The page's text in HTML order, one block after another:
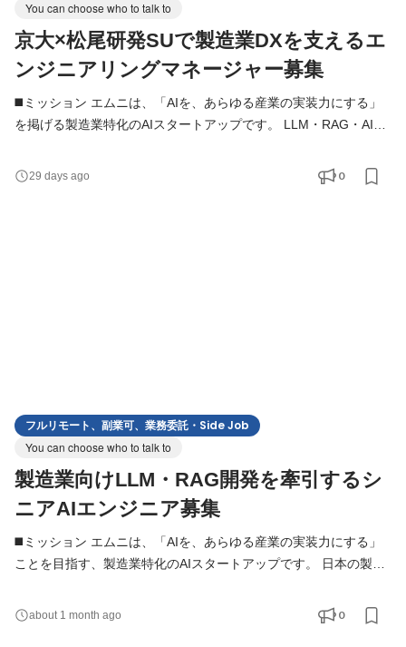
You can choose who to talk to
京大×松尾研発SUで製造業DXを支えるエ
ンジニアリングマネージャー募集
◼️ミッション エムニは、「AIを、あらゆる産業の実装力にする」
を掲げる製造業特化のAIスタートアップです。 LLM・RAG・AIエ
顧客向けAI開発や自社AIプロダクト開発を推進しています。 本ポ
ジションでは、エンジニアリングマネージャーとして、AIエンジ
29 days ago 0
フルリモート、副業可、業務委託・Side Job
You can choose who to talk to
製造業向けLLM・RAG開発を牽引するシ
ニアAIエンジニア募集
◼️ミッション エムニは、「AIを、あらゆる産業の実装力にする」
ことを目指す、製造業特化のAIスタートアップです。 日本の製造
報、属人的な判断プロセスなど、まだAIによって解決できる余地
が数多く残されています。 本ポジションでは、LLM・RAG・AIエ
about 1 month ago 0